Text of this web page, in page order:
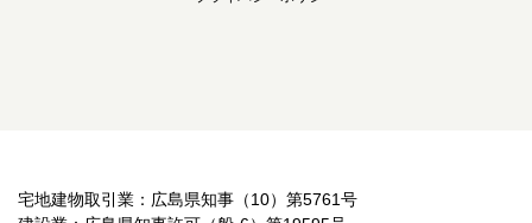
宅地建物取引業：広島県知事（10）第5761号